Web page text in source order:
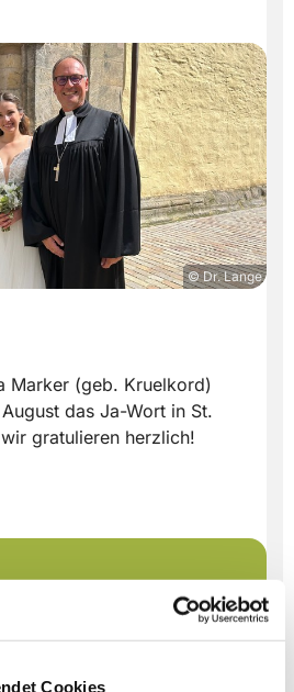
Cookies
© Dr. Lange
Marker (geb. Kruelkord)
das Ja-Wort in St.
gratulieren herzlich!
Sie auch